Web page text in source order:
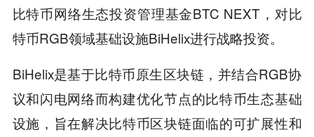
比特币网络生态投资管理基金BTC NEXT，对比
特币RGB领域基础设施BiHelix进行战略投资。
BiHelix是基于比特币原生区块链，并结合RGB协
议和闪电网络而构建优化节点的比特币生态基础
设施，旨在解决比特币区块链面临的可扩展性和